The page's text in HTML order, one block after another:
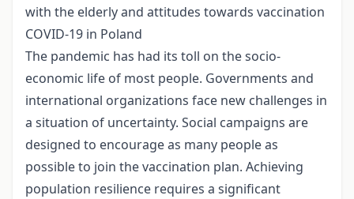
with the elderly and attitudes towards vaccination
COVID-19 in Poland
The pandemic has had its toll on the socio-
economic life of most people. Governments and
international organizations face new challenges in
a situation of uncertainty. Social campaigns are
designed to encourage as many people as
possible to join the vaccination plan. Achieving
population resilience requires a significant